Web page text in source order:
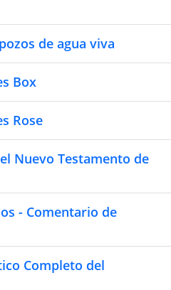
de agua viva
Box
Rose
Nuevo Testamento de
- Comentario de
Completo del